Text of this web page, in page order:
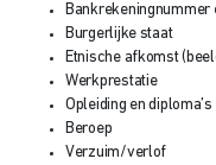
Bankrekeningnummer
Burgerlijke staat
Etnische afkomst
Werkprestatie
Opleiding en diploma’s
Beroep
Verzuim/verlof